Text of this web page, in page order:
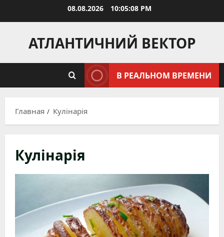
08.08.2026 10:05:10 PM
АТЛАНТИЧНИЙ ВЕКТОР
В РЕАЛЬНОМ ВРЕМЕНИ
Главная Кулінарія
Кулінарія